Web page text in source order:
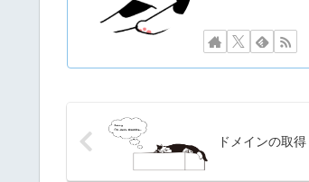
ドメインの取得